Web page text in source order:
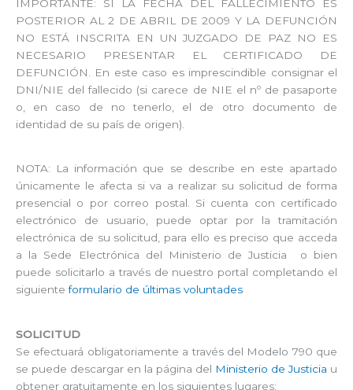
IMPORTANTE: SI LA FECHA DEL FALLECIMIENTO ES
POSTERIOR AL 2 DE ABRIL DE 2009 Y LA DEFUNCIÓN
NO ESTÁ INSCRITA EN UN JUZGADO DE PAZ NO ES
NECESARIO PRESENTAR EL CERTIFICADO DE
DEFUNCIÓN. En este caso es imprescindible consignar el
DNI/NIE del fallecido (si carece de NIE el nº de pasaporte
o, en caso de no tenerlo, el de otro documento de
identidad de su país de origen).
NOTA: La información que se describe en este apartado
únicamente le afecta si va a realizar su solicitud de forma
presencial o por correo postal. Si cuenta con certificado
electrónico de usuario, puede optar por la tramitación
electrónica de su solicitud, para ello es preciso que acceda
a la Sede Electrónica del Ministerio de Justicia o bien
puede solicitarlo a través de nuestro portal completando el
siguienteformulario de últimas voluntades
SOLICITUD
Se efectuará obligatoriamente a través del Modelo 790 que
se puede descargar en la página del Ministerio de Justicia u
obtener gratuitamente en los siguientes lugares: